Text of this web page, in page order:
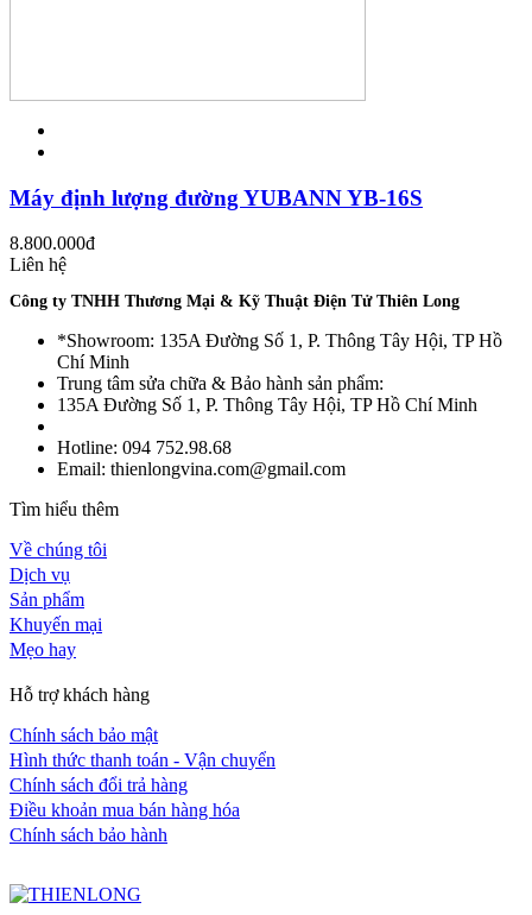
Máy định lượng đường YUBANN YB-16S
8.800.000đ
Liên hệ
Công ty TNHH Thương Mại & Kỹ Thuật Điện Tử Thiên Long
*Showroom: 135A Đường Số 1, P. Thông Tây Hội, TP Hồ
Chí Minh
Trung tâm sửa chữa & Bảo hành sản phẩm:
135A Đường Số 1, P. Thông Tây Hội, TP Hồ Chí Minh
Hotline: 094 752.98.68
Email: thienlongvina.com@gmail.com
Tìm hiểu thêm
Về chúng tôi
Dịch vụ
Sản phẩm
Khuyến mại
Mẹo hay
Hỗ trợ khách hàng
Chính sách bảo mật
Hình thức thanh toán - Vận chuyển
Chính sách đổi trả hàng
Điều khoản mua bán hàng hóa
Chính sách bảo hành